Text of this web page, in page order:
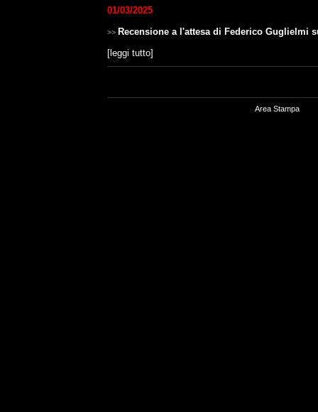
01/03/2025
>> Recensione a l'attesa di Federico Guglielmi
[leggi tutto]
Area Stampa